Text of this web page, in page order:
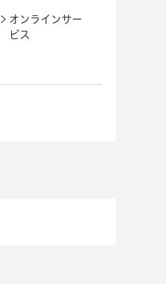
オンラインサー
ビス